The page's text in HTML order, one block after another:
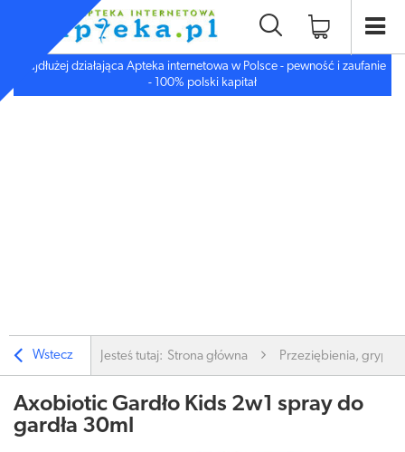
Najdłużej działająca Apteka internetowa w Polsce - pewność i zaufanie
- 100% polski kapitał
Wstecz Jesteś tutaj: Strona główna Przeziębienia, grypa
Axobiotic Gardło Kids 2w1 spray do
gardła 30ml